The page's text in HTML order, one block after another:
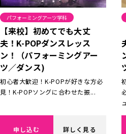
パフォーミングアーツ学科
【来校】初めてでも大丈
夫！K-POPダンスレッス
ン！（パフォーミングアー
ツ／ダンス)
初心者大歓迎！K-POPが好きな方必
見！K-POPソングに合わせた振...
申し込む 詳しく見る